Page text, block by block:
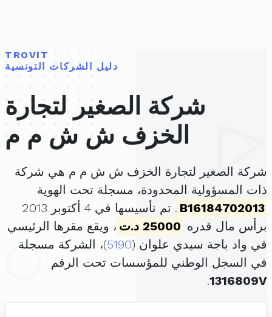
TROVIT
دليل الشركات التونسية
شركة الصغير لتجارة
الخزف ش ش م م
شركة الصغير لتجارة الخزف ش ش م م هي شركة
ذات المسؤولية المحدودة، مسجلة تحت الهوية
B16184702013
. تم تأسيسها في 4 أكتوبر 2013
برأس مال قدره 25000 د.ت
، ويقع مقرها الرئيسي
في واد باجة سيدي علوان (5190)، الشركة مسجلة
في السجل الوطني للمؤسسات تحت الرقم
1316809V
.